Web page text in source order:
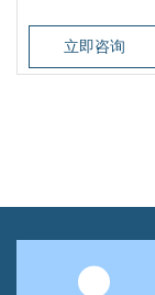
立即咨询